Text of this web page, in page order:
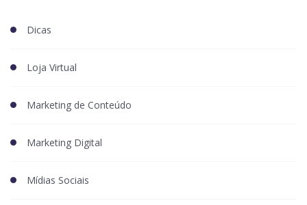
Dicas
Loja Virtual
Marketing de Conteúdo
Marketing Digital
Mídias Sociais